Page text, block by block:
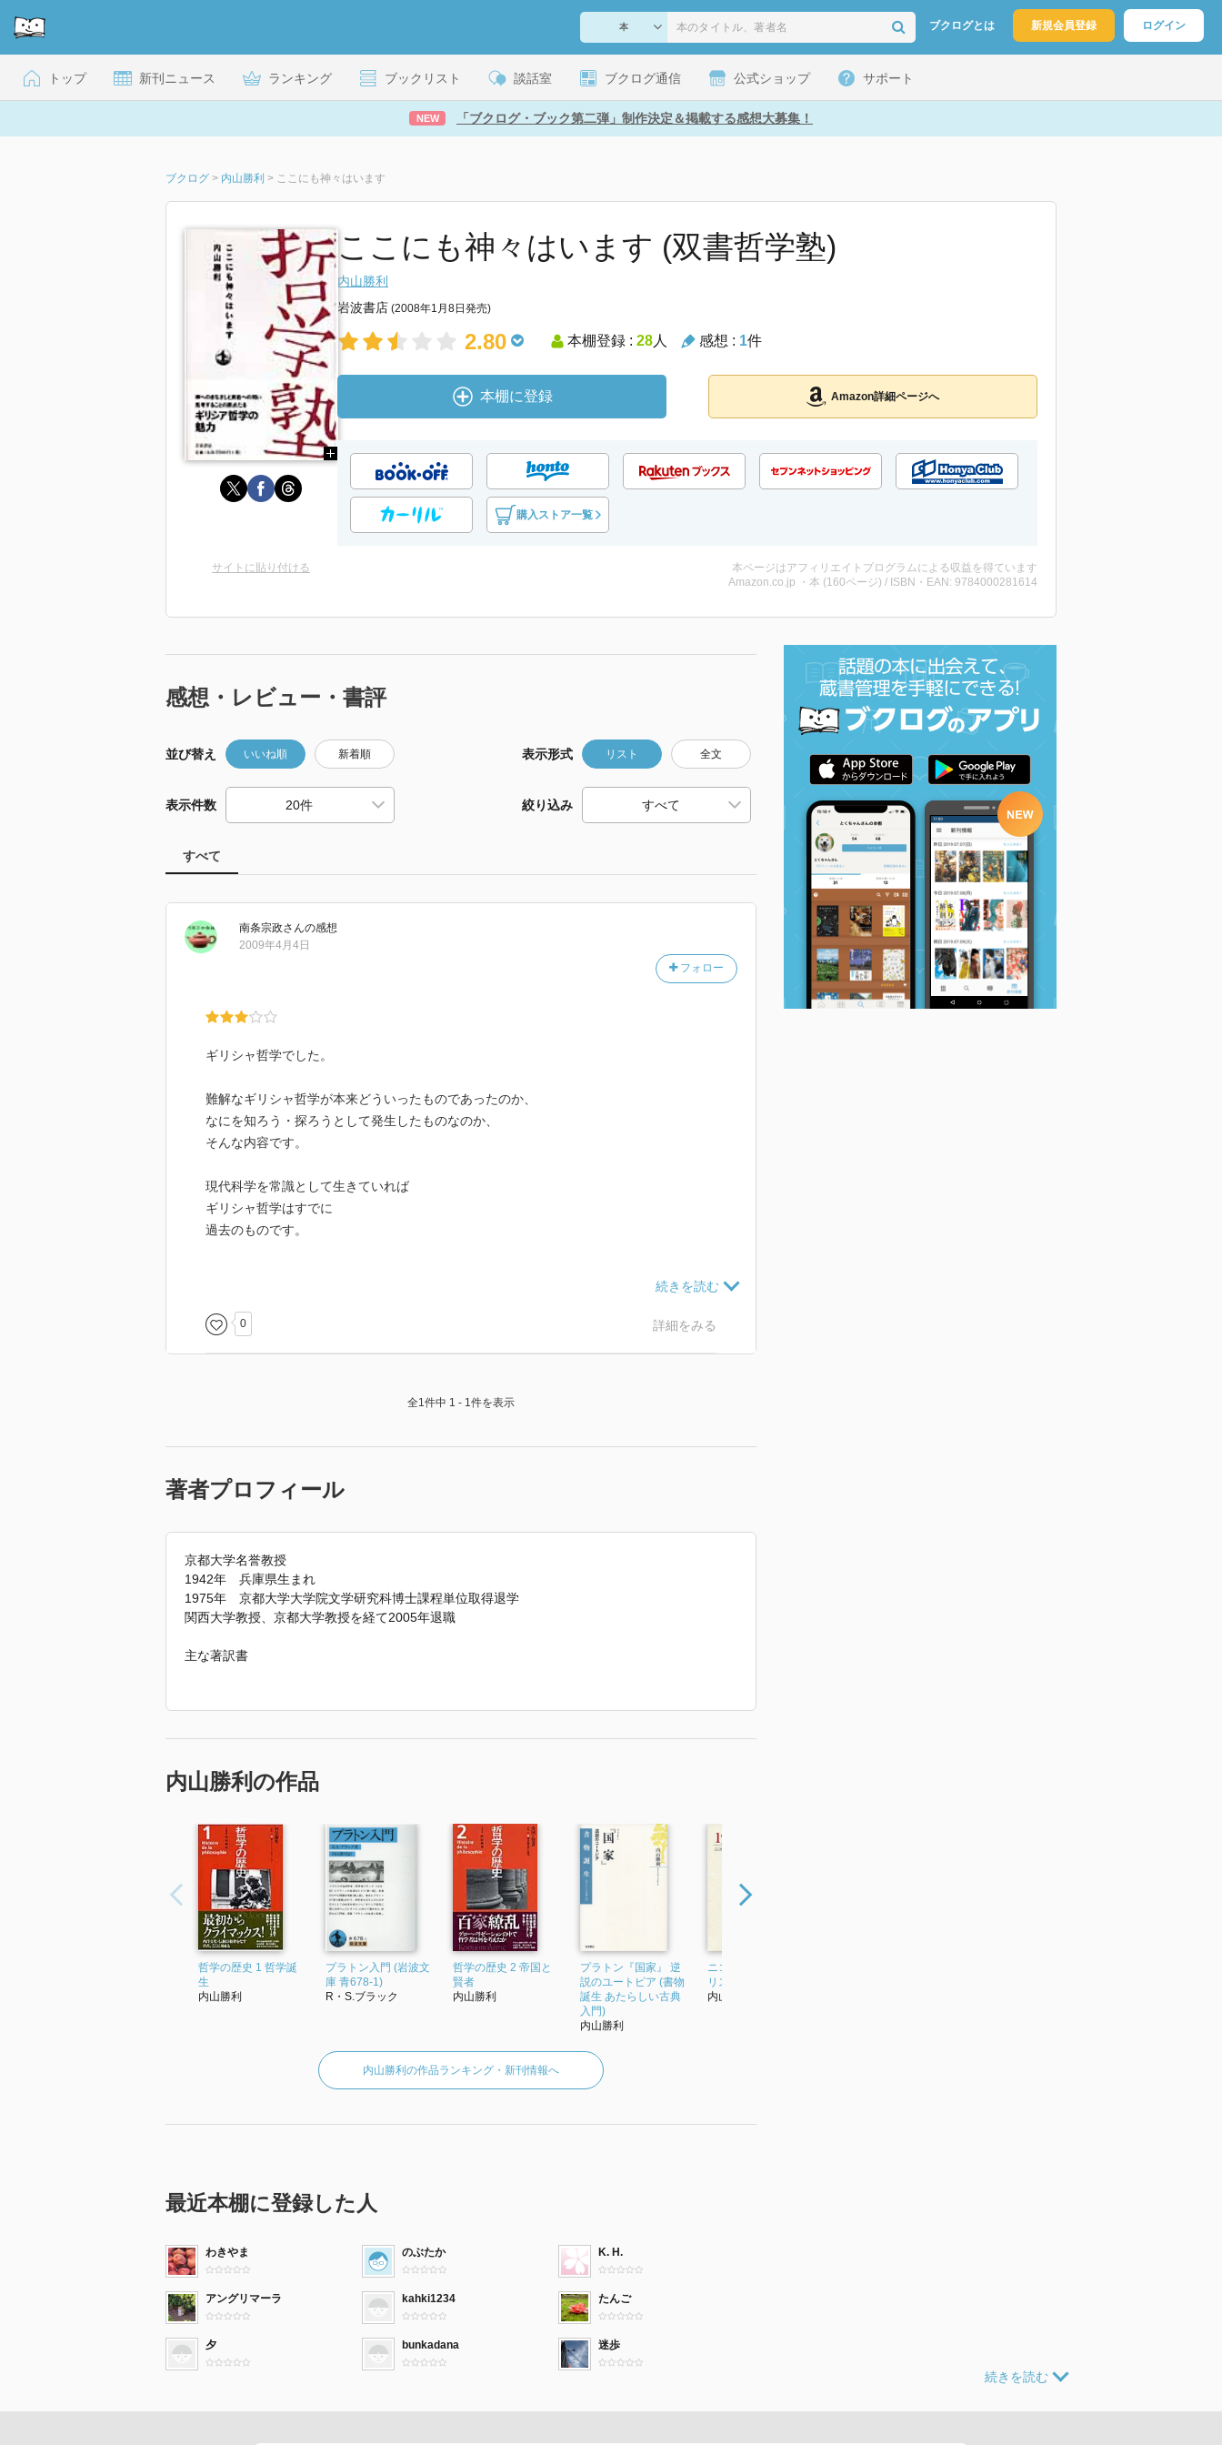
ブクログとは 新規会員登録 ログイン
トップ 新刊ニュース ランキング ブックリスト 談話室 ブクログ通信 公式ショップ サポート
NEW 「ブクログ・ブック第二弾」制作決定＆掲載する感想大募集！
ブクログ > 内山勝利 > ここにも神々はいます
ここにも神々はいます (双書哲学塾)
内山勝利
岩波書店 (2008年1月8日発売)
2.80 本棚登録 : 28人 感想 : 1件
本棚に登録 Amazon詳細ページへ
購入ストア一覧
サイトに貼り付ける
本ページはアフィリエイトプログラムによる収益を得ています
Amazon.co.jp ・本 (160ページ) / ISBN・EAN: 9784000281614
感想・レビュー・書評
並び替え いいね順 新着順 表示形式 リスト 全文
表示件数 絞り込み
すべて
南条宗政さんの感想
フォロー
2009年4月4日
ギリシャ哲学でした。
難解なギリシャ哲学が本来どういったものであったのか、
なにを知ろう・探ろうとして発生したものなのか、
そんな内容です。
現代科学を常識として生きていれば
ギリシャ哲学はすでに
過去のものです。
視野に入れてみると
思いの外身近な学問に思えてきます。
愛と知の学問として捉えれば
0 詳細をみる
全1件中 1 - 1件を表示
著者プロフィール
京都大学名誉教授
1942年 兵庫県生まれ
1975年 京都大学大学院文学研究科博士課程単位取得退学
関西大学教授、京都大学教授を経て2005年退職
主な著訳書
『対話という思想──プラトンの方法叙説』双書・現代の哲学（岩波書店）
クセノポン『ソクラテス言行録１』（京都大学学術出版会）
『プラトン『国家』──逆接のユートピア』書物誕生・あたらしい古典入門（岩波書店）
『変貌するギリシア哲学』（岩波書店）
「2022年 『ソクラテス言行録２』 で使われていた紹介文から引用しています。」
内山勝利の作品
哲学の歴史 1 哲学誕
生
内山勝利
プラトン入門 (岩波文
庫 青678-1)
R・S.ブラック
哲学の歴史 2 帝国と
賢者
内山勝利
プラトン『国家』 逆
説のユートピア (書物
誕生 あたらしい古典
入門)
内山勝利
ニコマコス倫理学 (ア
リストテレス全集)
内山勝利
内山勝利の作品ランキング・新刊情報へ
最近本棚に登録した人
わきやま のぶたか K. H.
アングリマーラ kahki1234 たんご
夕 bunkadana 迷歩